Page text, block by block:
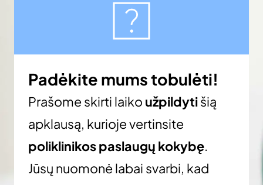
Padėkite mums tobulėti!
Prašome skirti laiko užpildytišią
apklausą, kurioje vertinsite
poliklinikos paslaugų kokybę.
Jūsų nuomonė labai svarbi, kad